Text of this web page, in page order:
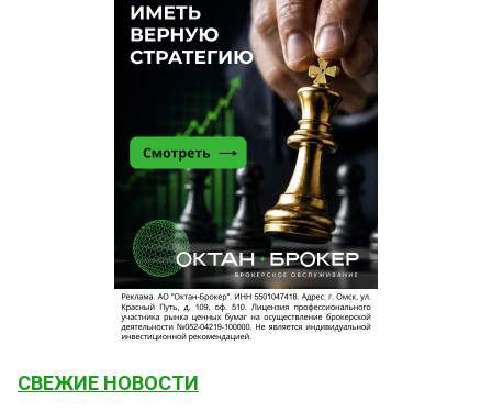
СВЕЖИЕ НОВОСТИ